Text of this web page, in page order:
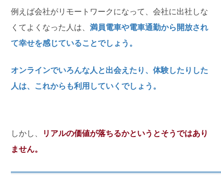
例えば会社がリモートワークになって、会社に出社しな
くてよくなった人は、満員電車や電車通勤から開放され
て幸せを感じていることでしょう。
オンラインでいろんな人と出会えたり、体験したりした
人は、これからも利用していくでしょう。
しかし、
リアルの価値が落ちるかというとそうではあり
ません。